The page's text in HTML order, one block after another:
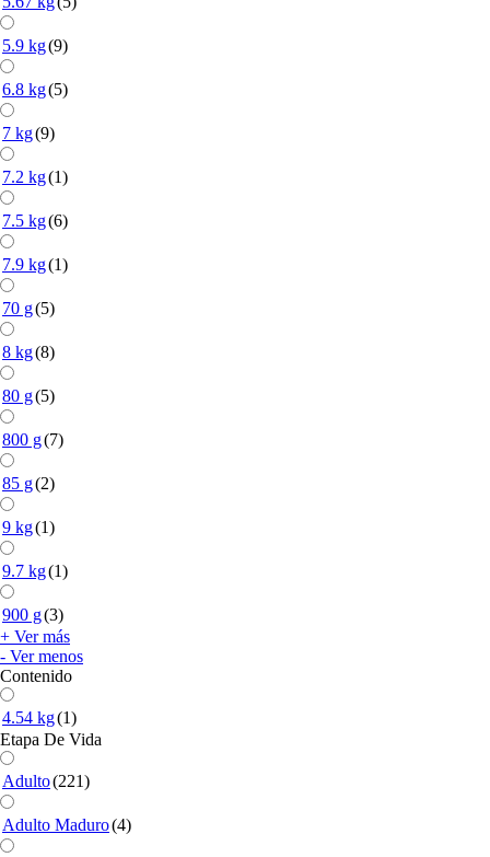
5.9 kg(9)
6.8 kg(5)
7 kg(9)
7.2 kg(1)
7.5 kg(6)
7.9 kg(1)
70 g(5)
8 kg(8)
80 g(5)
800 g(7)
85 g(2)
9 kg(1)
9.7 kg(1)
900 g(3)
+ Ver más
- Ver menos
Contenido
4.54 kg(1)
Etapa De Vida
Adulto(221)
Adulto Maduro(4)